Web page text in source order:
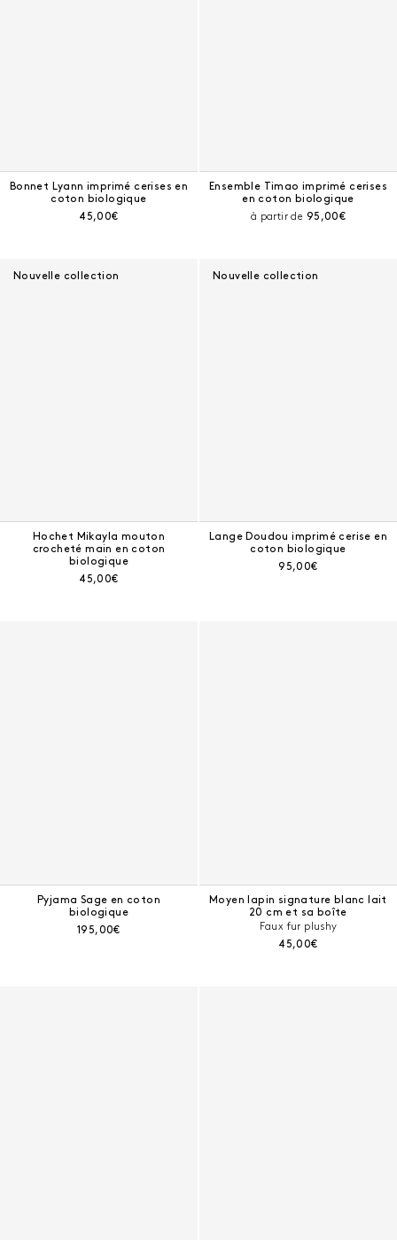
Bonnet Lyann imprimé cerises en
coton biologique
Prix courant :
45,00€
Ensemble Timao imprimé cerises
en coton biologique
à partir de Prix courant :
95,00€
Nouvelle collection
Hochet Mikayla mouton
crocheté main en coton
biologique
Prix courant :
45,00€
Nouvelle collection
Lange Doudou imprimé cerise en
coton biologique
Prix courant :
95,00€
Pyjama Sage en coton
biologique
Prix courant :
195,00€
Moyen lapin signature blanc lait
20 cm et sa boîte
Faux fur plushy
Prix courant :
45,00€